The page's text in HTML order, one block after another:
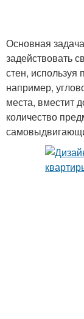
Основная
задействовать
стен,
например,
места, вместит
количество